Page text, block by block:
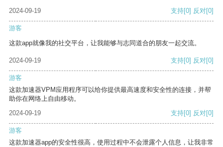
2024-09-19
支持[0] 反对[0]
游客
这款app就像我的社交平台，让我能够与志同道合的朋友一起交流。
2024-09-19 支持[0] 反对[0]
游客
这款加速器VPM应用程序可以给你提供最高速度和安全性的连接，并帮
助你在网络上自由移动。
2024-09-19
支持[0] 反对[0]
游客
这款加速器app的安全性很高，使用过程中不会泄露个人信息，让我非常